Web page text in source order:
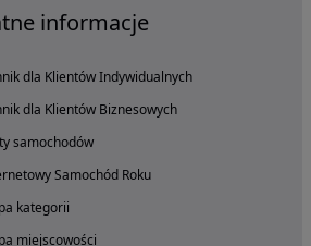
informacje
dla Klientów Indywidualnych
dla Klientów Biznesowych
samochodów
Samochód Roku
kategorii
miejscowości